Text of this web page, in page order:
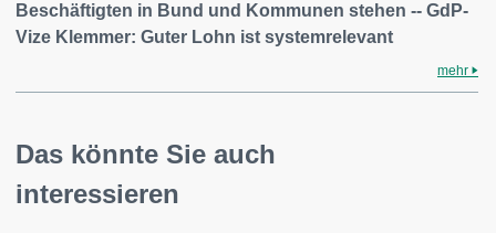
Beschäftigten in Bund und Kommunen stehen -- GdP-
Vize Klemmer: Guter Lohn ist systemrelevant
mehr
Das könnte Sie auch
interessieren